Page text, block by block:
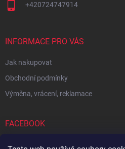
+420724747914
INFORMACE PRO VÁS
Jak nakupovat
Obchodní podmínky
Výměna, vrácení, reklamace
FACEBOOK